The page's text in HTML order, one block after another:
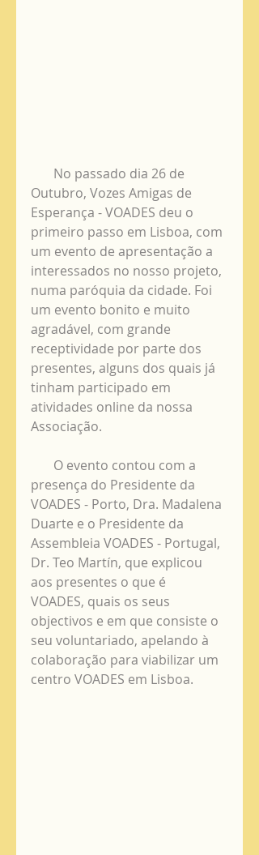
No passado dia 26 de
Outubro, Vozes Amigas de
Esperança - VOADES deu o
primeiro passo em Lisboa, com
um evento de apresentação a
interessados no nosso projeto,
numa paróquia da cidade. Foi
um evento bonito e muito
agradável, com grande
receptividade por parte dos
presentes, alguns dos quais já
tinham participado em
atividades online da nossa
Associação.
presença do Presidente da
VOADES - Porto, Dra. Madalena
Duarte e o Presidente da
Assembleia VOADES - Portugal,
Dr. Teo Martín, que explicou
aos presentes o que é
VOADES, quais os seus
objectivos e em que consiste o
seu voluntariado, apelando à
colaboração para viabilizar um
centro VOADES em Lisboa.